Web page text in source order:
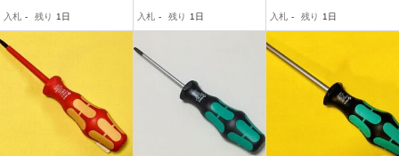
入札 - 残り 1日 入札 - 残り 1日 入札 - 残り 1日